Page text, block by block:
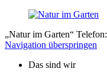
„Natur im Garten“ Telefon:
Navigation überspringen
Das sind wir